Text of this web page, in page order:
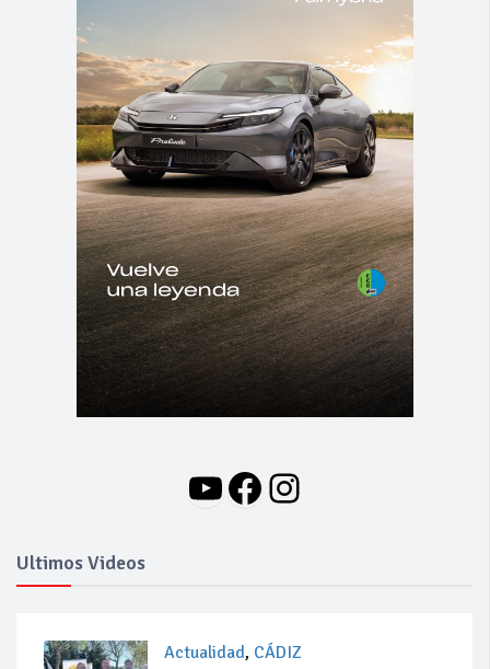
YouTube
Facebook
Instagram
Ultimos Videos
Actualidad, CÁDIZ